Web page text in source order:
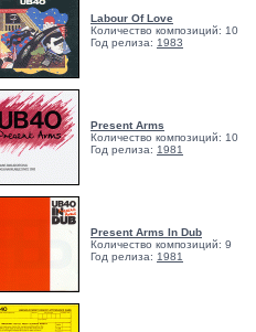
Labour Of Love
Количество композиций: 10
Год релиза: 1983
Present Arms
Количество композиций: 10
Год релиза: 1981
Present Arms In Dub
Количество композиций: 9
Год релиза: 1981